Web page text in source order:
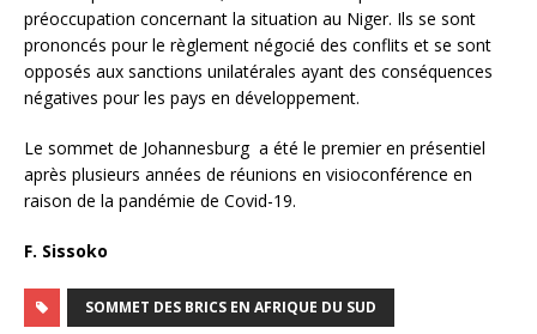
préoccupation concernant la situation au Niger. Ils se sont
prononcés pour le règlement négocié des conflits et se sont
opposés aux sanctions unilatérales ayant des conséquences
négatives pour les pays en développement.
Le sommet de Johannesburg a été le premier en présentiel
après plusieurs années de réunions en visioconférence en
raison de la pandémie de Covid-19.
F. Sissoko
SOMMET DES BRICS EN AFRIQUE DU SUD